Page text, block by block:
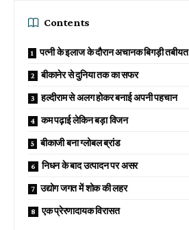
Contents
पत्नी के इलाज के दौरान अचानक बिगड़ी तबीयत
बीकानेर से दुनिया तक का सफर
हल्दीराम से अलग होकर बनाई अपनी पहचान
कम पढ़ाई लेकिन बड़ा विजन
बीकाजी बना ग्लोबल ब्रांड
निधन के बाद उत्पादन पर असर
उद्योग जगत में शोक की लहर
एक प्रेरणादायक विरासत